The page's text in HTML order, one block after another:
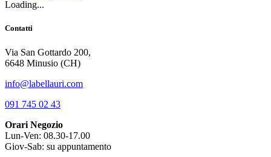
Loading...
Contatti
Via San Gottardo 200,
6648 Minusio (CH)
info@labellauri.com
091 745 02 43
Orari Negozio
Lun-Ven: 08.30-17.00
Giov-Sab: su appuntamento